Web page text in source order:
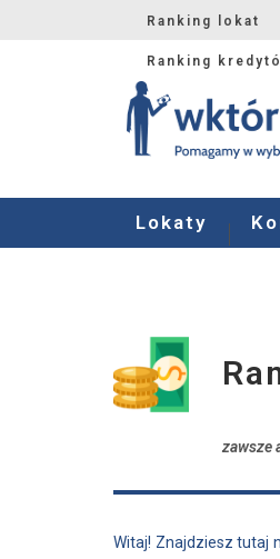
Ranking lokat
Ranking
Lokaty
zawsze
Witaj! Znajdziesz tutaj